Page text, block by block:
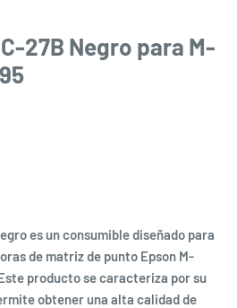
27B Negro para M-
es un consumible diseñado para
de matriz de punto Epson M-
producto se caracteriza por su
obtener una alta calidad de